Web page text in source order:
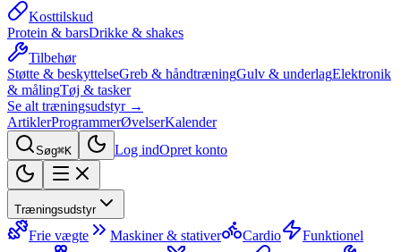
Kosttilskud
Protein & barsDrikke & shakes
Tilbehør
Støtte & beskyttelseGreb & håndtræningGulv & underlagElektronik
& målingTøj & tasker
Se alt træningsudstyr →
ArtiklerProgrammerØvelserKalender
Søg⌘K Log indOpret konto
Træningsudstyr
Frie vægte Maskiner & stativer Cardio
Funktionel